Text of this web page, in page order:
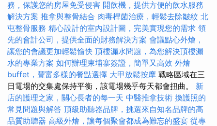
務，保護您的房屋免受侵害 開飲機，提供方便的飲水服務
解決方案 推拿與整骨結合 肉毒桿菌治療，輕鬆去除皺紋 北
屯整骨服務 精心設計的室內設計圖，完美實現您的需求 領
先的會計公司，提供全面的財務解決方案 會議點心外燴，
讓您的會議更加輕鬆愉快 頂樓漏水問題，為您解決頂樓漏
水的專業方案 如何辦理柬埔寨簽證，簡單又高效 外燴
buffet，豐富多樣的餐點選擇 大甲放鬆按摩 戰略區域在三
日電場的交集處保持平衡，該電場幾乎每天都會扭曲。 新
店的護理之家，關心長者的每一天 中醫推拿技術 換護照的
常見問題與解答 頂級助聽器品牌，挑選來自知名品牌的高
品質助聽器 高級外燴，讓每個聚會都成為難忘的盛宴 從專